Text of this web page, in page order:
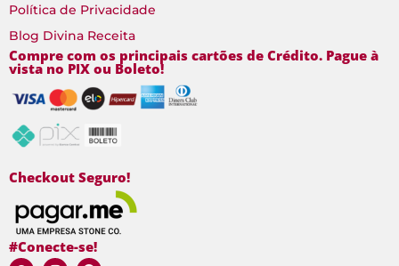
Política de Privacidade
Blog Divina Receita
Compre com os principais cartões de Crédito. Pague à
vista no PIX ou Boleto!
Checkout Seguro!
#Conecte-se!